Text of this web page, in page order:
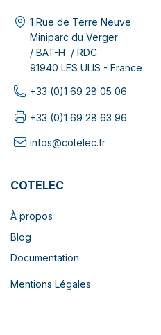
1 Rue de Terre Neuve
Miniparc du Verger
/ BAT-H / RDC
91940 LES ULIS - France
+33 (0)1 69 28 05 06
+33 (0)1 69 28 63 96
infos@cotelec.fr
COTELEC
À propos
Blog
Documentation
Mentions Légales